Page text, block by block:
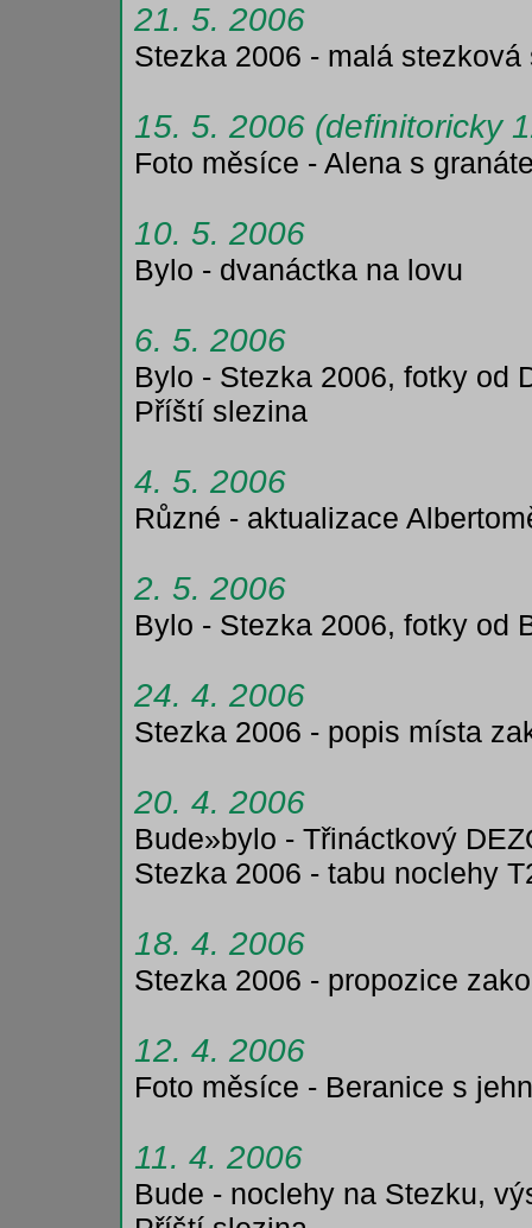
21. 5. 2006
Stezka 2006 - malá stezková
15. 5. 2006 (definitoricky
Foto měsíce - Alena s
10. 5. 2006
Bylo - dvanáctka na lovu
6. 5. 2006
Bylo - Stezka 2006, fotky od
Příští slezina
4. 5. 2006
Různé - aktualizace
2. 5. 2006
Bylo - Stezka 2006, fotky od
24. 4. 2006
Stezka 2006 - popis místa
20. 4. 2006
Bude»bylo - Třináctkový
Stezka 2006 - tabu noclehy
18. 4. 2006
Stezka 2006 - propozice
12. 4. 2006
Foto měsíce - Beranice s
11. 4. 2006
Bude - noclehy na Stezku,